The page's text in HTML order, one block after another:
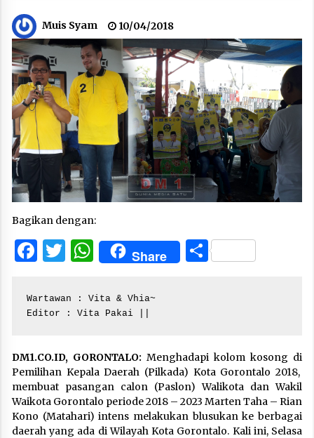
Muis Syam 10/04/2018
Bagikan dengan:
Facebook
Twitter
WhatsApp
Share Share
Wartawan : Vita & Vhia~
Editor : Vita Pakai ||
DM1.CO.ID, GORONTALO: Menghadapi kolom kosong di
Pemilihan Kepala Daerah (Pilkada) Kota Gorontalo 2018,
membuat pasangan calon (Paslon) Walikota dan Wakil
Waikota Gorontalo periode 2018 – 2023 Marten Taha – Rian
Kono (Matahari) intens melakukan blusukan ke berbagai
daerah yang ada di Wilayah Kota Gorontalo. Kali ini, Selasa